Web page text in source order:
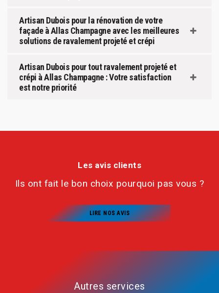
Artisan Dubois pour la rénovation de votre
façade à Allas Champagne avec les meilleures
solutions de ravalement projeté et crépi
Artisan Dubois pour tout ravalement projeté et
crépi à Allas Champagne : Votre satisfaction
est notre priorité
Les avis clients
Ils ont fait le bon choix pourquoi pas vous ?
LIRE NOS AVIS
Autres services